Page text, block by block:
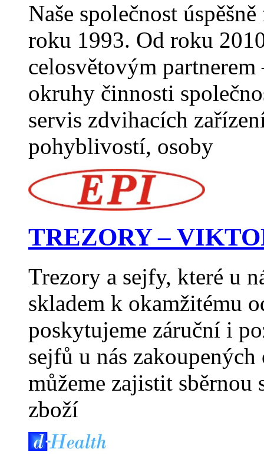
Naše společnost
roku 1993. Od roku
celosvětovým
okruhy činnosti
servis zdvihacích
pohyblivostí, osoby
TREZORY –
Trezory a sejfy, které u
skladem k okamžitému
poskytujeme záruční i
sejfů u nás
můžeme zajistit
zboží